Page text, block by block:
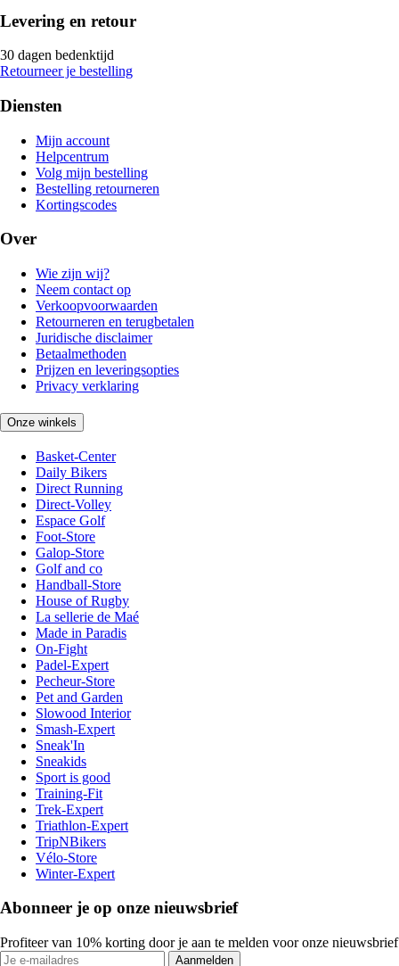
Levering en retour
30 dagen bedenktijd
Retourneer je bestelling
Diensten
Mijn account
Helpcentrum
Volg mijn bestelling
Bestelling retourneren
Kortingscodes
Over
Wie zijn wij?
Neem contact op
Verkoopvoorwaarden
Retourneren en terugbetalen
Juridische disclaimer
Betaalmethoden
Prijzen en leveringsopties
Privacy verklaring
Onze winkels
Basket-Center
Daily Bikers
Direct Running
Direct-Volley
Espace Golf
Foot-Store
Galop-Store
Golf and co
Handball-Store
House of Rugby
La sellerie de Maé
Made in Paradis
On-Fight
Padel-Expert
Pecheur-Store
Pet and Garden
Slowood Interior
Smash-Expert
Sneak'In
Sneakids
Sport is good
Training-Fit
Trek-Expert
Triathlon-Expert
TripNBikers
Vélo-Store
Winter-Expert
Abonneer je op onze nieuwsbrief
Profiteer van 10% korting door je aan te melden voor onze nieuwsbrief
Aanmelden